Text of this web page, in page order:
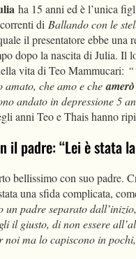
ha 15 anni ed è l’unica
di Ballando con le
il presentatore ebbe
dopo la nascita di Julia. Il
vita di Teo Mammucari:
amato, che amo e che
andato in depressione 5
anni Teo e Thais hanno
il padre: “Lei è stata la
bellissimo con suo padre.
una sfida complicata,
un padre separato
il giusto, di non essere
noi ma lo capiscono in